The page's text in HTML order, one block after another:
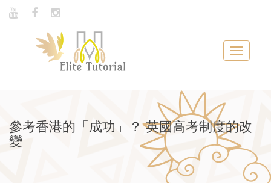
Toggle
參考香港的「成功」？ 英國高考制度的改
變